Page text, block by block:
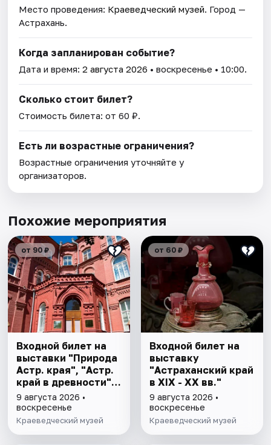
Место проведения: Краеведческий музей. Город —
Астрахань.
Когда запланирован событие?
Дата и время:2 августа 2026 • воскресенье • 10:00.
Сколько стоит билет?
Стоимость билета: от 60 ₽.
Есть ли возрастные ограничения?
Возрастные ограничения уточняйте у
организаторов.
Похожие мероприятия
от 90 ₽
Входной билет на
выставки "Природа
Астр. края", "Астр.
край в древности",
"Заселение Астр.
края"
9 августа 2026 •
воскресенье
Краеведческий музей
от 60 ₽
Входной билет на
выставку
"Астраханский край
в XIX - XX вв."
9 августа 2026 •
воскресенье
Краеведческий музей